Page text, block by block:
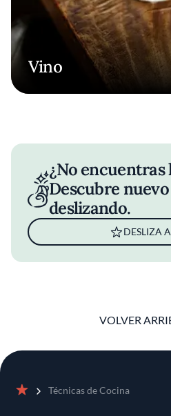
Vino
¿No encuentras
Descubre
deslizando.
DESLIZA
VOLVER
Técnicas de Cocina